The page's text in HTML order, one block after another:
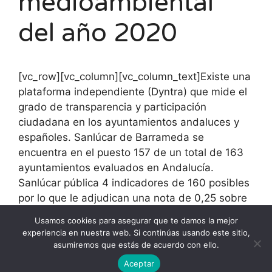
del año 2020
[vc_row][vc_column][vc_column_text]Existe una
plataforma independiente (Dyntra) que mide el
grado de transparencia y participación
ciudadana en los ayuntamientos andaluces y
españoles. Sanlúcar de Barrameda se
encuentra en el puesto 157 de un total de 163
ayuntamientos evaluados en Andalucía.
Sanlúcar pública 4 indicadores de 160 posibles
por lo que le adjudican una nota de 0,25 sobre
(Sanlúcar de Barrameda en Dyntra).
[/vc_column_text][/vc_column][/vc_row]
Usamos cookies para asegurar que te damos la mejor
experiencia en nuestra web. Si continúas usando este sitio,
asumiremos que estás de acuerdo con ello.
Aceptar